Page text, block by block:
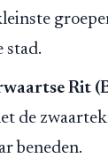
stad.
Rit
de
beneden.